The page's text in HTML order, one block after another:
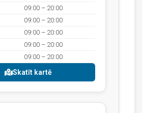
09:00 – 20:00
09:00 – 20:00
09:00 – 20:00
09:00 – 20:00
09:00 – 20:00
Skatīt kartē